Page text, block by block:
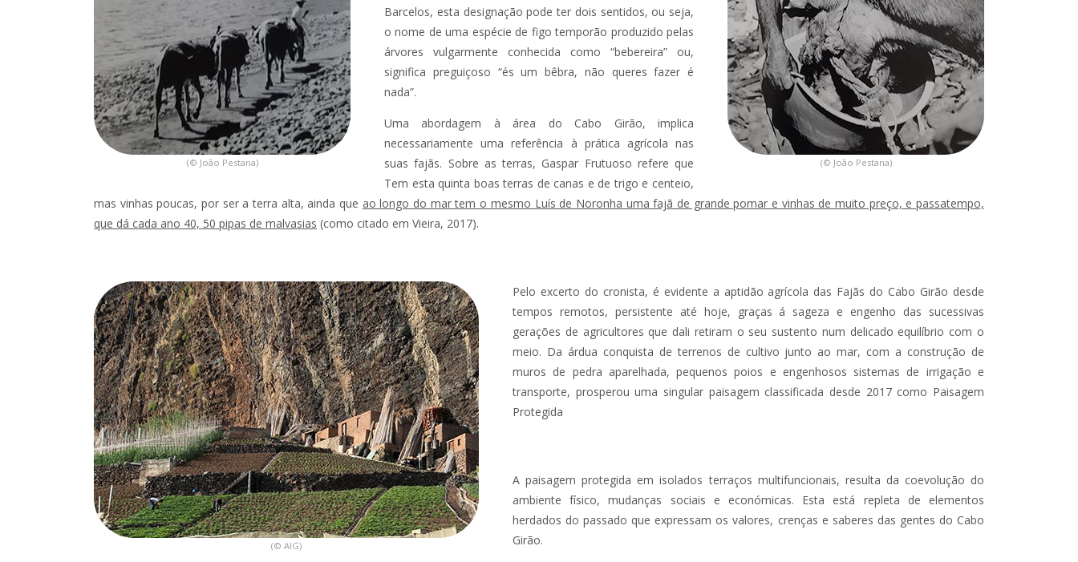
(© João Pestana) (© João Pestana)
Barcelos, esta designação pode ter dois sentidos, ou seja,
o nome de uma espécie de figo temporão produzido pelas
árvores vulgarmente conhecida como “bebereira” ou,
significa preguiçoso “és um bêbra, não queres fazer é
nada”.
Uma abordagem à área do Cabo Girão, implica
necessariamente uma referência à prática agrícola nas
suas fajãs. Sobre as terras, Gaspar Frutuoso refere que
Tem esta quinta boas terras de canas e de trigo e centeio,
mas vinhas poucas, por ser a terra alta, ainda que ao longo do mar tem o mesmo Luís de Noronha uma fajã de grande pomar e vinhas de muito preço, e passatempo,
que dá cada ano 40, 50 pipas de malvasias (como citado em Vieira, 2017).
(© AIG)
Pelo excerto do cronista, é evidente a aptidão agrícola das Fajãs do Cabo Girão desde
tempos remotos, persistente até hoje, graças á sageza e engenho das sucessivas
gerações de agricultores que dali retiram o seu sustento num delicado equilíbrio com o
meio. Da árdua conquista de terrenos de cultivo junto ao mar, com a construção de
muros de pedra aparelhada, pequenos poios e engenhosos sistemas de irrigação e
transporte, prosperou uma singular paisagem classificada desde 2017 como Paisagem
Protegida
A paisagem protegida em isolados terraços multifuncionais, resulta da coevolução do
ambiente físico, mudanças sociais e económicas. Esta está repleta de elementos
herdados do passado que expressam os valores, crenças e saberes das gentes do Cabo
Girão.